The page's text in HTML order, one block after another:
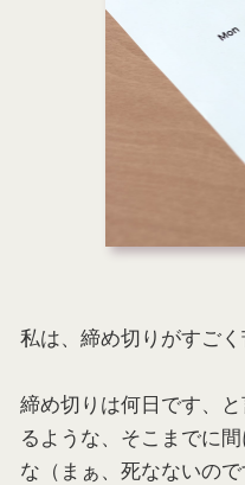
私は、締め切りがすごく
締め切りは何日です、
るような、そこまでに
な（まぁ、死なないの